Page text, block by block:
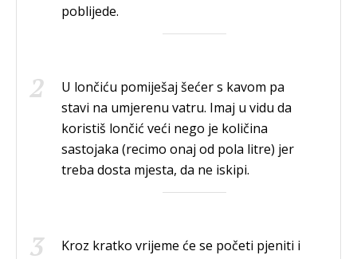
poblijede.
U lončiću pomiješaj šećer s kavom pa
stavi na umjerenu vatru. Imaj u vidu da
koristiš lončić veći nego je količina
sastojaka (recimo onaj od pola litre) jer
treba dosta mjesta, da ne iskipi.
Kroz kratko vrijeme će se početi pjeniti i